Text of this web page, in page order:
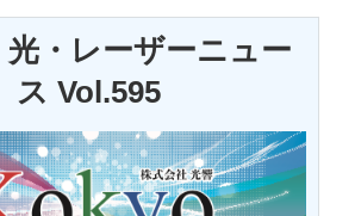
サービス
光・レーザーニュー
ス Vol.595